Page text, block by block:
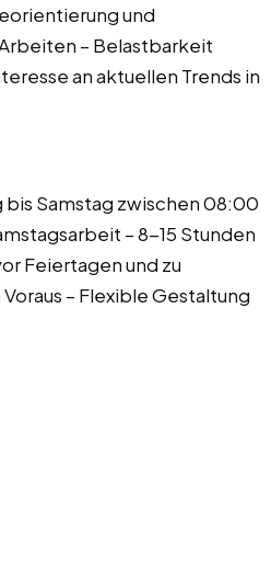
und
– Belastbarkeit
an aktuellen Trends in
Samstag zwischen 08:00
– 8-15 Stunden
Feiertagen und zu
– Flexible Gestaltung